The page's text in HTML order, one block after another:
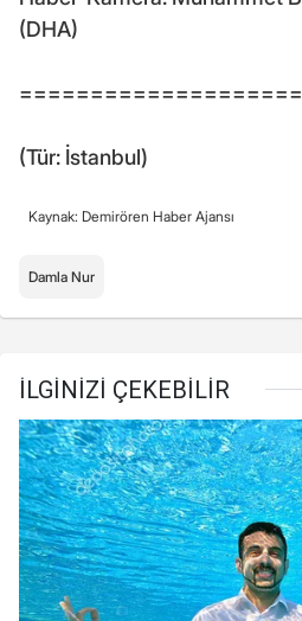
(DHA)
(Tür: İstanbul)
Kaynak: Demirören Haber Ajansı
Damla Nur